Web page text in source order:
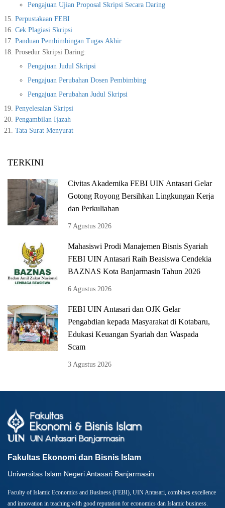
Pengajuan Ujian Proposal Skripsi Secara Daring
Perpustakaan FEBI
Cek Plagiasi Skripsi
Panduan Pembimbingan Tugas Akhir
Prosedur Skripsi Daring:
Pengajuan Judul Skripsi
Pengajuan Perubahan Dosen Pembimbing
Pengajuan Perubahan Judul Skripsi
Penyelesaian Skripsi
Pengambilan Ijazah
Tata Surat Menyurat
TERKINI
Civitas Akademika FEBI UIN Antasari Gelar
Gotong Royong Bersihkan Lingkungan Kerja
dan Perkuliahan
7 Agustus 2026
Mahasiswi Prodi Manajemen Bisnis Syariah
FEBI UIN Antasari Raih Beasiswa Cendekia
BAZNAS Kota Banjarmasin Tahun 2026
6 Agustus 2026
FEBI UIN Antasari dan OJK Gelar
Pengabdian kepada Masyarakat di Kotabaru,
Edukasi Keuangan Syariah dan Waspada
Scam
3 Agustus 2026
Fakultas Ekonomi dan Bisnis Islam
Universitas Islam Negeri Antasari Banjarmasin
Faculty of Islamic Economics and Business (FEBI), UIN Antasari, combines excellence
and innovation in teaching with good reputation for economics dan Islamic business.